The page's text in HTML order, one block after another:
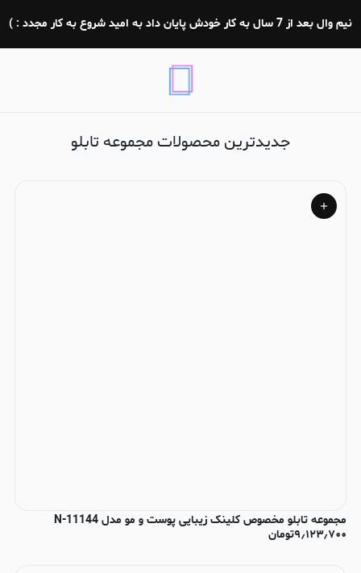
نیم وال بعد از 7 سال به کار خودش پایان داد به امید شروع به کار مجدد : )
جدیدترین محصولات مجموعه تابلو
مجموعه تابلو مخصوص کلینک زیبایی پوست و مو مدل N-11144
۹٫۱۲۳٫۷۰۰تومان